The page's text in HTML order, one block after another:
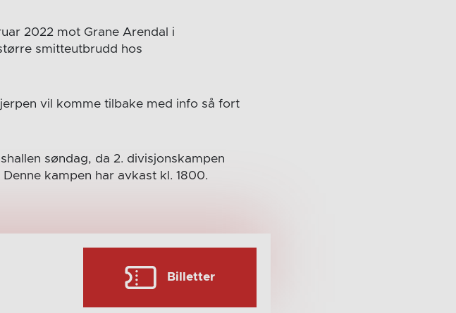
2022 mot Grane Arendal i
smitteutbrudd hos
vil komme tilbake med info så fort
søndag, da 2. divisjonskampen
kampen har avkast kl. 1800.
Billetter